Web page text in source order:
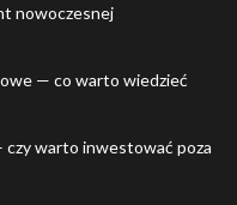
nowoczesnej
— co warto wiedzieć
czy warto inwestować poza